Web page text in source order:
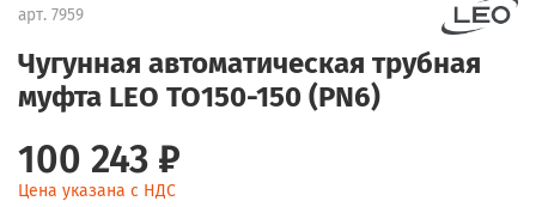
арт. 7959
Чугунная автоматическая трубная
муфта LEO TO150-150 (PN6)
100 243 ₽
Цена указана с НДС